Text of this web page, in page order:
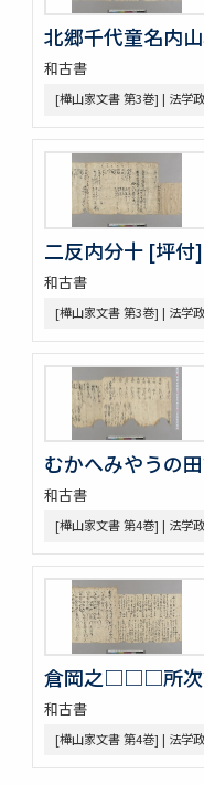
御成敗式目関係古写本
御成敗式目 [極書あ
令義解・令集解写本・
令集解[甲:2:100]
令集解[甲:2:101]
令集解[甲:2:342]
令集解[甲:2:670]
令集解[甲:2:671]
令集解[甲:2:1147]
令集解[甲:2:2043]
令集解[甲:2:2364]
令義解
近世史料
遠山家記録残闕
三井家伝遺書
昌平紀事
宮崎益次郎日記
御代官手かがみ
御勝手方御定書并伺
奥坊主組頭記録
佐野堀田家関係史料
堀田家記録
堀田家記録 公私
大成有司心得
武蔵国下奈良村吉田市
北郷千代童名内
和古書
[樺山家文書 第3巻] | 法学
二反内分十 [坪付]
和古書
[樺山家文書 第3巻] | 法学
むかへみやうの
和古書
[樺山家文書 第4巻] | 法学
倉岡之□□□所次
和古書
[樺山家文書 第4巻] | 法学